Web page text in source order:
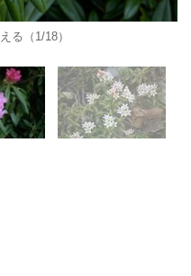
る（1/18）